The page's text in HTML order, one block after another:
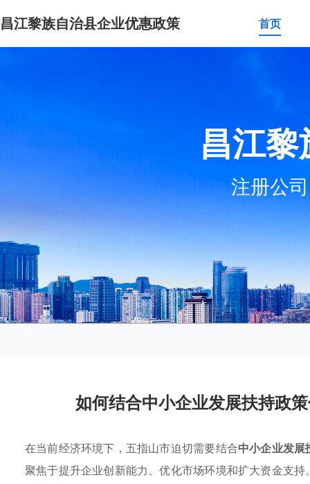
昌江黎族自治县企业优惠政策 首页
昌江
注册公
如何结合中小企业发展扶持政
在当前经济环境下，五指山市迫切需要结合中小企业发展
聚焦于提升企业创新能力、优化市场环境和扩大资金支